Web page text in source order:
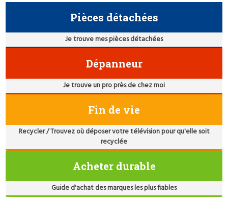
Pièces détachées
Je trouve mes pièces détachées
Dépanneur
Je trouve un pro près de chez moi
Fin de vie
Recycler / Trouvez où déposer votre télévision pour qu'elle soit
recyclée
Acheter durable
Guide d'achat des marques les plus fiables